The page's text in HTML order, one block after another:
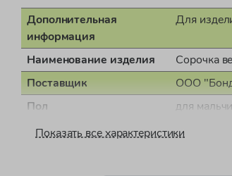
Дополнительная
информация
Для
Наименование изделия
Сорочка
Поставщик
ООО
Пол
для
Страна производства
Бангладеш
Показать все характеристики